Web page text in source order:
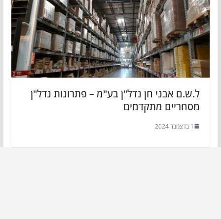
ל.ש.ם אבני חן נדל"ן בע"מ – פתרונות נדל"ן
מסחריים מתקדמים
1 בדצמבר 2024